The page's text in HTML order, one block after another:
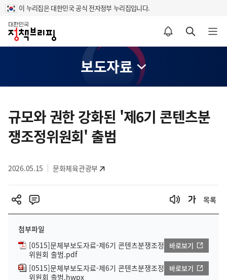
이 누리집은 대한민국 공식 전자정부 누리집입니다.
홈
알림설정 바로가기 검색 바로가기 메뉴 열기
보도자료
텐
츠
영
규모와 권한 강화된 '제6기 콘텐츠분
쟁조정위원회' 출범
2026.05.15 문화체육관광부
목록
첨부파일
[0515]문체부보도자료-제6기 콘텐츠분쟁조정
위원회 출범.pdf
바로보기
[0515]문체부보도자료-제6기 콘텐츠분쟁조정
위원회 출범.hwpx
바로보기